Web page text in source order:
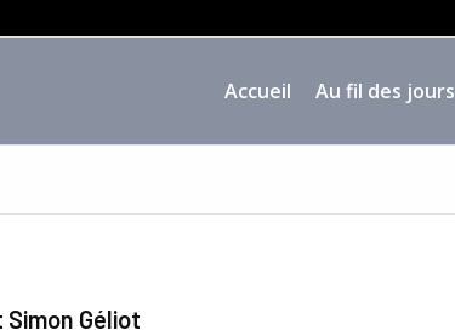
Accueil Au fil des jours
Géliot